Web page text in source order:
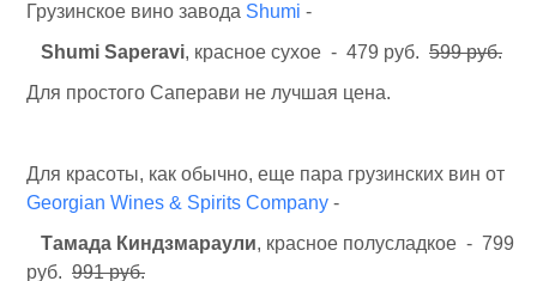
Грузинское вино завода Shumi -
Shumi Saperavi, красное сухое - 479 руб. 599 руб.
Для простого Саперави не лучшая цена.
Для красоты, как обычно, еще пара грузинских вин от
Georgian Wines & Spirits Company -
Тамада Киндзмараули, красное полусладкое - 799
руб. 991 руб.